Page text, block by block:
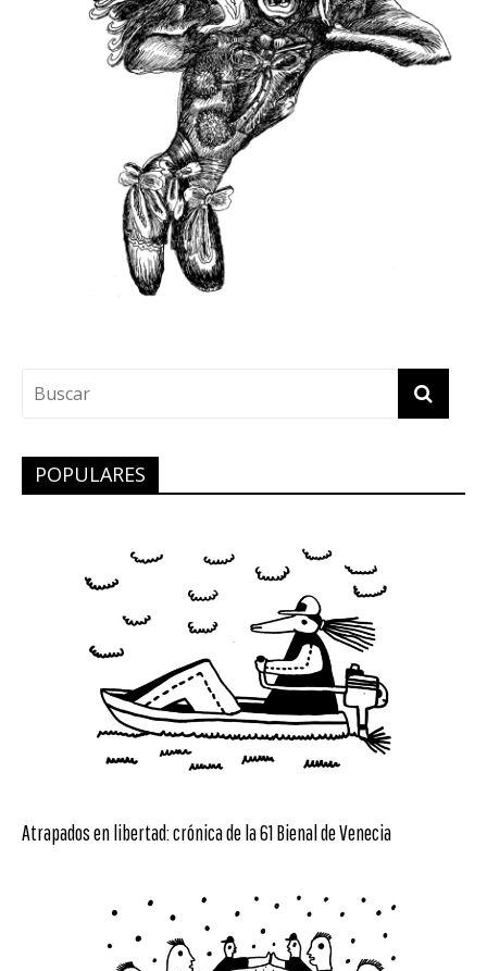
POPULARES
Atrapados en libertad: crónica de la 61 Bienal de Venecia